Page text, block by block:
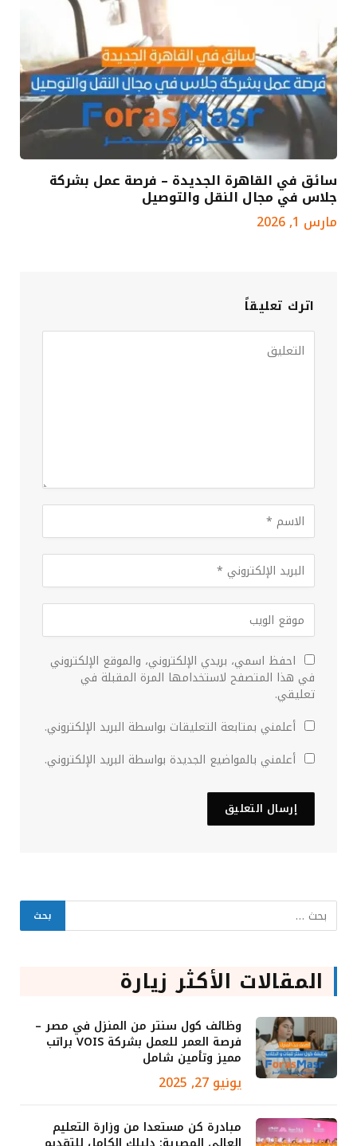
سائق في القاهرة الجديدة – فرصة عمل بشركة
جلاس في مجال النقل والتوصيل
مارس 1, 2026
اترك تعليقاً
احفظ اسمي، بريدي الإلكتروني، والموقع الإلكتروني
في هذا المتصفح لاستخدامها المرة المقبلة في
تعليقي.
أعلمني بمتابعة التعليقات بواسطة البريد الإلكتروني.
أعلمني بالمواضيع الجديدة بواسطة البريد الإلكتروني.
المقالات الأكثر زيارة
وظائف كول سنتر من المنزل في مصر –
فرصة العمر للعمل بشركة VOIS براتب
مميز وتأمين شامل
يونيو 27, 2025
مبادرة كن مستعدا من وزارة التعليم